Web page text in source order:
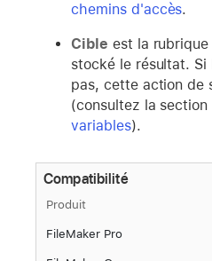
chemins d'accès.
Cible est la
stocké le résultat.
pas, cette action de
(consultez la section
variables).
Compatibilité
Produit
FileMaker Pro